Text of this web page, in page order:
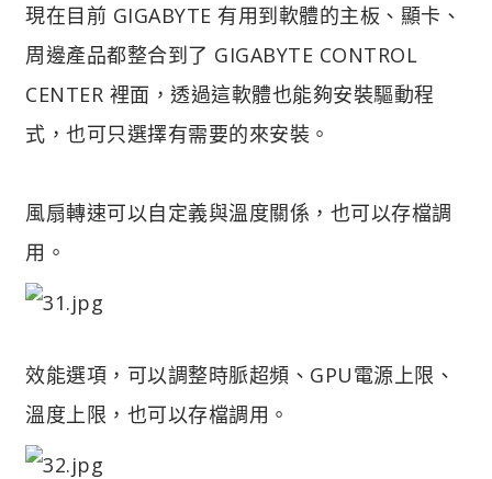
現在目前 GIGABYTE 有用到軟體的主板、顯卡、
周邊產品都整合到了 GIGABYTE CONTROL
CENTER 裡面，透過這軟體也能夠安裝驅動程
式，也可只選擇有需要的來安裝。
風扇轉速可以自定義與溫度關係，也可以存檔調
用。
效能選項，可以調整時脈超頻、GPU電源上限、
溫度上限，也可以存檔調用。